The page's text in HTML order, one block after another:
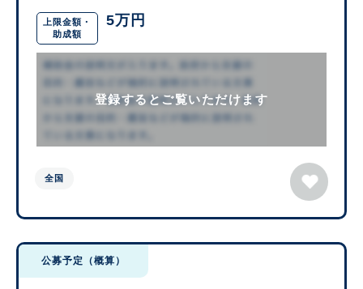
上限金額・
助成額
5万円
登録するとご覧いただけます
全国
公募予定（概算）